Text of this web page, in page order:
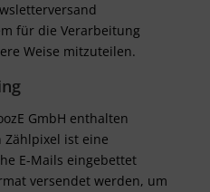
für die Verarbeitung
Weise mitzuteilen.
GmbH enthalten
Zählpixel ist eine
E-Mails eingebettet
versendet werden, um